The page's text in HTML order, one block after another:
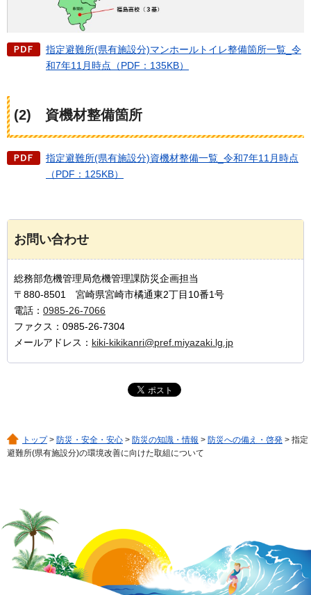
指定避難所(県有施設分)マンホールトイレ整備箇所一覧_令
和7年11月時点（PDF：135KB）
(2) 資機材整備箇所
指定避難所(県有施設分)資機材整備一覧_令和7年11月時点
（PDF：125KB）
お問い合わせ
総務部危機管理局危機管理課防災企画担当
〒880-8501 宮崎県宮崎市橘通東2丁目10番1号
電話： 0985-26-7066
ファクス：0985-26-7304
メールアドレス： kiki-kikikanri@pref.miyazaki.lg.jp
トップ> 防災・安全・安心 > 防災の知識・情報 > 防災への備え・啓発 > 指定
避難所(県有施設分)の環境改善に向けた取組について